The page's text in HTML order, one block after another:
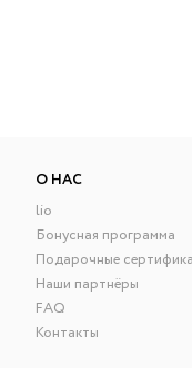
О НАС
lio
Бонусная программа
Подарочные
Наши партнёры
FAQ
Контакты